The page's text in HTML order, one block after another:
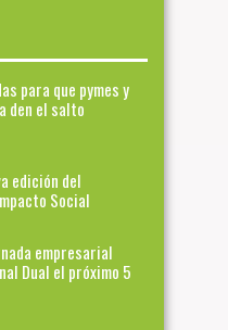
para que pymes y
den el salto
edición del
Social
empresarial
Dual el próximo 5